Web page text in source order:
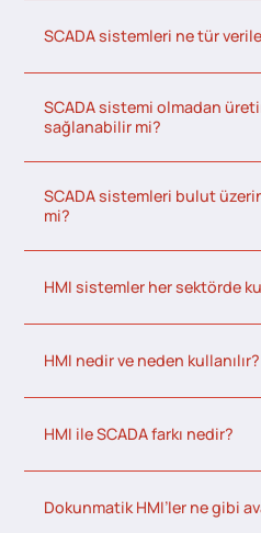
SCADA sistemleri ne tür
SCADA sistemi olmadan
sağlanabilir mi?
SCADA sistemleri bulut
mi?
HMI sistemler her sektörde
HMI nedir ve neden kullanılır?
HMI ile SCADA farkı nedir?
Dokunmatik HMI’ler ne gibi